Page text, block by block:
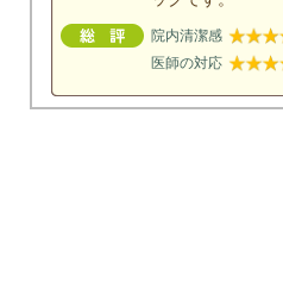
院内清潔感
医師の対応